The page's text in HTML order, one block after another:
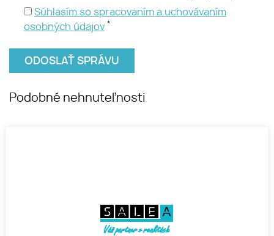
Súhlasím so spracovaním a uchovávaním
osobných údajov *
Podobné nehnuteľnosti